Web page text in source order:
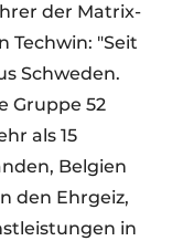
der Matrix-
Techwin: "Seit
Schweden.
Gruppe 52
als 15
Belgien
den Ehrgeiz,
in